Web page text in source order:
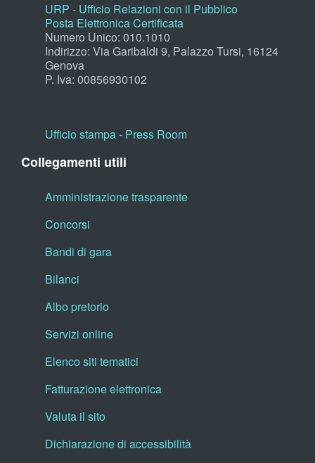
URP - Ufficio Relazioni con il Pubblico
Posta Elettronica Certificata
Numero Unico: 010.1010
Indirizzo: Via Garibaldi 9, Palazzo Tursi, 16124
Genova
P. Iva: 00856930102
Ufficio stampa - Press Room
Collegamenti utili
Amministrazione trasparente
Concorsi
Bandi di gara
Bilanci
Albo pretorio
Servizi online
Elenco siti tematici
Fatturazione elettronica
Valuta il sito
Dichiarazione di accessibilità